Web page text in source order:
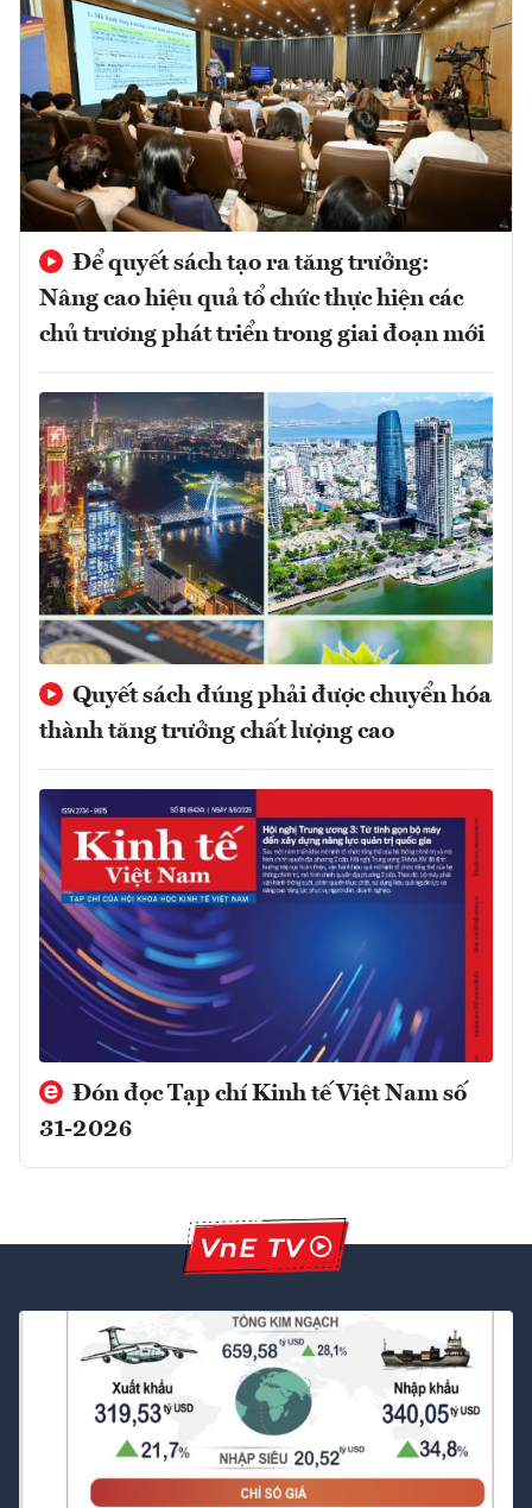
Để quyết sách tạo ra tăng trưởng:
Nâng cao hiệu quả tổ chức thực hiện các
chủ trương phát triển trong giai đoạn mới
Quyết sách đúng phải được chuyển hóa
thành tăng trưởng chất lượng cao
Đón đọc Tạp chí Kinh tế Việt Nam số
31-2026